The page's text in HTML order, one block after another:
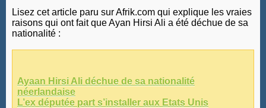
Lisez cet article paru sur Afrik.com qui explique les vraies
raisons qui ont fait que Ayan Hirsi Ali a été déchue de sa
nationalité :
Ayaan Hirsi Ali déchue de sa nationalité
néerlandaise
L’ex députée part s’installer aux Etats Unis